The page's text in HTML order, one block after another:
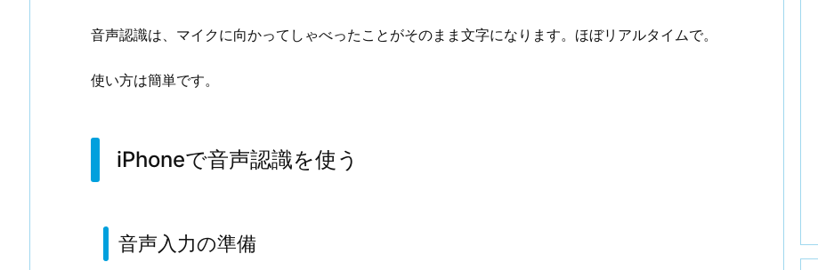
音声認識は、マイクに向かってしゃべったことがそのまま文字になります。ほぼリアルタイムで。
使い方は簡単です。
iPhoneで音声認識を使う
音声入力の準備